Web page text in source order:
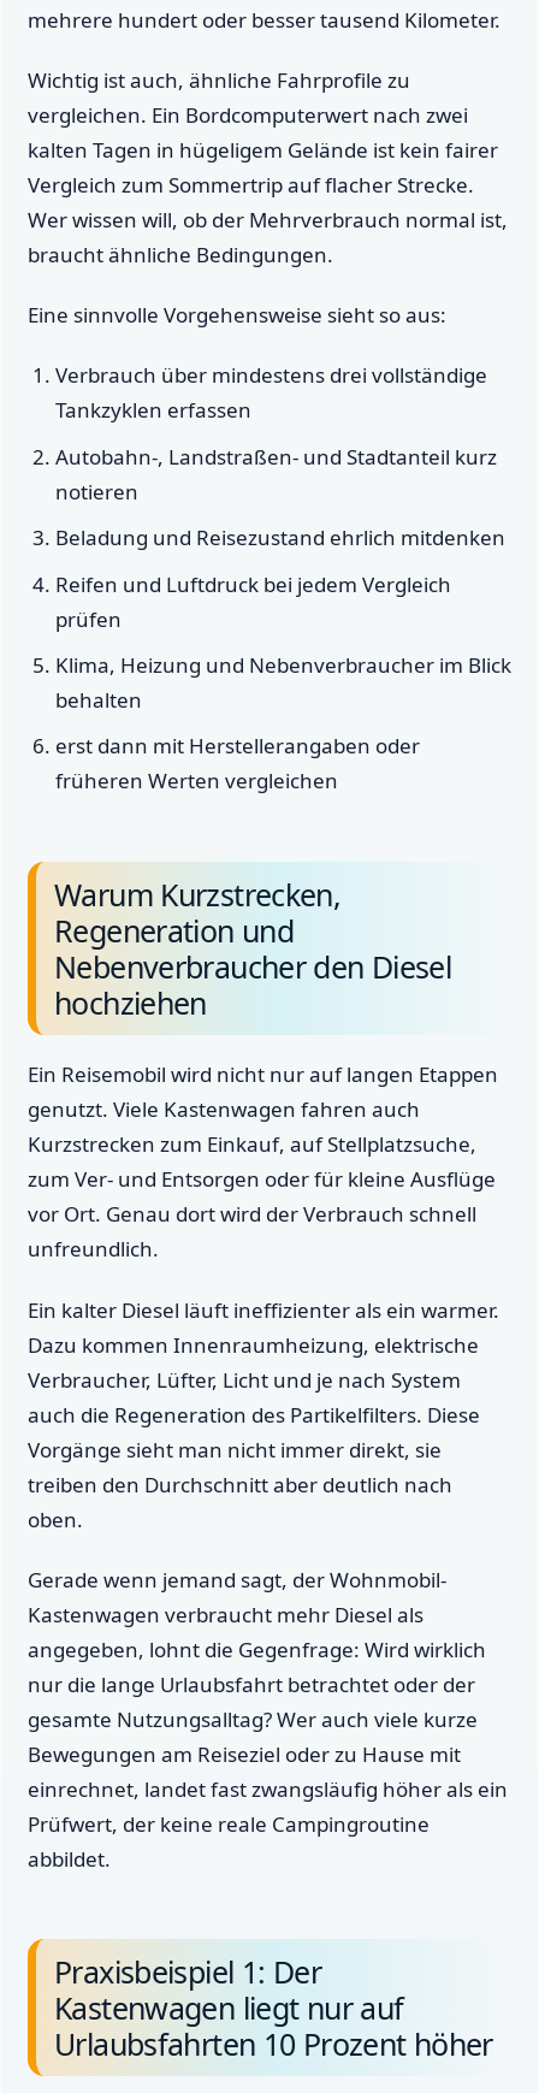
mehrere hundert oder besser tausend Kilometer.
Wichtig ist auch, ähnliche Fahrprofile zu
vergleichen. Ein Bordcomputerwert nach zwei
kalten Tagen in hügeligem Gelände ist kein fairer
Vergleich zum Sommertrip auf flacher Strecke.
Wer wissen will, ob der Mehrverbrauch normal ist,
braucht ähnliche Bedingungen.
Eine sinnvolle Vorgehensweise sieht so aus:
Verbrauch über mindestens drei vollständige
Tankzyklen erfassen
Autobahn-, Landstraßen- und Stadtanteil kurz
notieren
Beladung und Reisezustand ehrlich mitdenken
Reifen und Luftdruck bei jedem Vergleich
prüfen
Klima, Heizung und Nebenverbraucher im Blick
behalten
erst dann mit Herstellerangaben oder
früheren Werten vergleichen
Warum Kurzstrecken,
Regeneration und
Nebenverbraucher den Diesel
hochziehen
Ein Reisemobil wird nicht nur auf langen Etappen
genutzt. Viele Kastenwagen fahren auch
Kurzstrecken zum Einkauf, auf Stellplatzsuche,
zum Ver- und Entsorgen oder für kleine Ausflüge
vor Ort. Genau dort wird der Verbrauch schnell
unfreundlich.
Ein kalter Diesel läuft ineffizienter als ein warmer.
Dazu kommen Innenraumheizung, elektrische
Verbraucher, Lüfter, Licht und je nach System
auch die Regeneration des Partikelfilters. Diese
Vorgänge sieht man nicht immer direkt, sie
treiben den Durchschnitt aber deutlich nach
oben.
Gerade wenn jemand sagt, der Wohnmobil-
Kastenwagen verbraucht mehr Diesel als
angegeben, lohnt die Gegenfrage: Wird wirklich
nur die lange Urlaubsfahrt betrachtet oder der
gesamte Nutzungsalltag? Wer auch viele kurze
Bewegungen am Reiseziel oder zu Hause mit
einrechnet, landet fast zwangsläufig höher als ein
Prüfwert, der keine reale Campingroutine
abbildet.
Praxisbeispiel 1: Der
Kastenwagen liegt nur auf
Urlaubsfahrten 10 Prozent höher